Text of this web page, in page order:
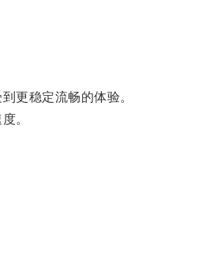
更稳定流畅的体验。
。